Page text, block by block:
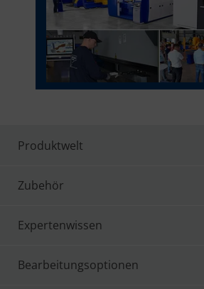
Produktwelt
Zubehör
Expertenwissen
Bearbeitungsoptionen